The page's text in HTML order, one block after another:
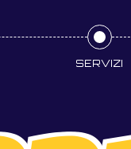
SERVIZI